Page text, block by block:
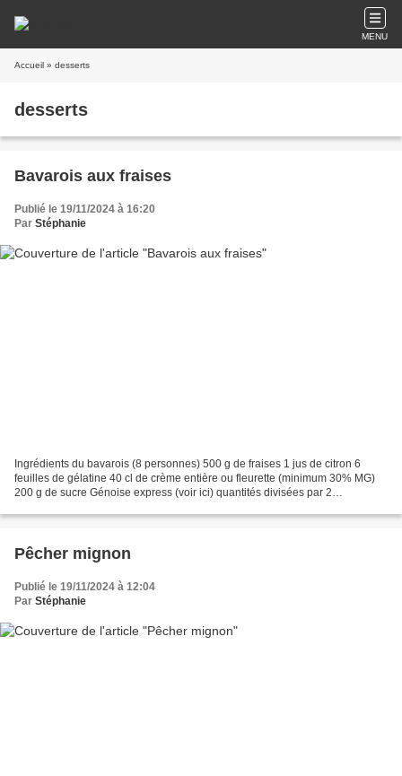
MENU
Accueil » desserts
desserts
Bavarois aux fraises
Publié le 19/11/2024 à 16:20
Par Stéphanie
Ingrédients du bavarois (8 personnes) 500 g de fraises 1 jus de citron 6
feuilles de gélatine 40 cl de crème entière ou fleurette (minimum 30% MG)
200 g de sucre Génoise express (voir ici) quantités divisées par 2
Pêcher mignon
Publié le 19/11/2024 à 12:04
Par Stéphanie